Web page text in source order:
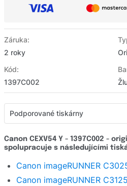
Záruka:
2 roky
Kód:
1397C002
Podporované tiskárny
Detailní popis
Hodnocení e-shopu
Canon CEXV54 Y - 1397C002 -
spolupracuje s následujícími
Canon imageRUNNER
Canon imageRUNNER